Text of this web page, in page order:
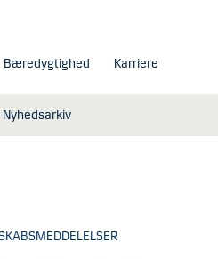
Nyhedsarkiv
Bæredygtighed Karriere